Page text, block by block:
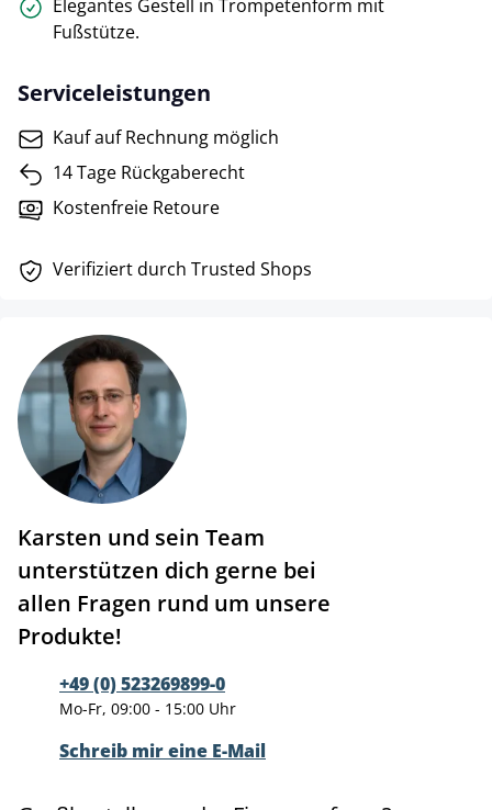
Elegantes Gestell in Trompetenform mit
Fußstütze.
Serviceleistungen
Kauf auf Rechnung möglich
14 Tage Rückgaberecht
Kostenfreie Retoure
Verifiziert durch Trusted Shops
Karsten und sein Team
unterstützen dich gerne bei
allen Fragen rund um unsere
Produkte!
+49 (0) 523269899-0
Mo-Fr, 09:00 - 15:00 Uhr
Schreib mir eine E-Mail